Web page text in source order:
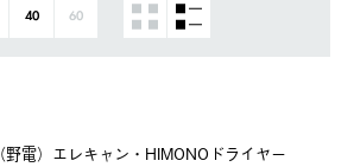
40 60
（野電）エレキャン・HIMONOドライヤー